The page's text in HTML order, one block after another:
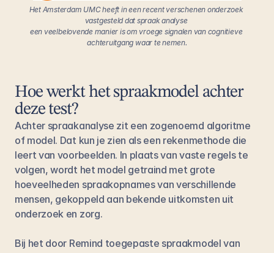
Het Amsterdam UMC heeft in een recent verschenen onderzoek
vastgesteld dat spraak analyse
een veelbelovende manier is om vroege signalen van cognitieve
achteruitgang waar te nemen.
Hoe werkt het spraakmodel achter
deze test?
Achter spraakanalyse zit een zogenoemd algoritme
of model. Dat kun je zien als een rekenmethode die
leert van voorbeelden. In plaats van vaste regels te
volgen, wordt het model getraind met grote
hoeveelheden spraakopnames van verschillende
mensen, gekoppeld aan bekende uitkomsten uit
onderzoek en zorg.